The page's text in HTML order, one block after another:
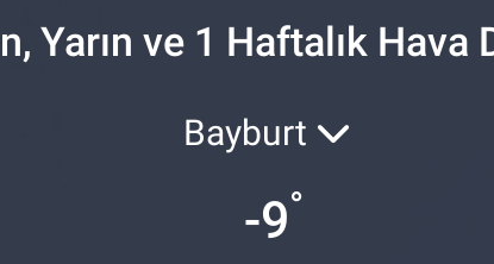
Yarın ve 1 Haftalık Hava
Bayburt
-9°